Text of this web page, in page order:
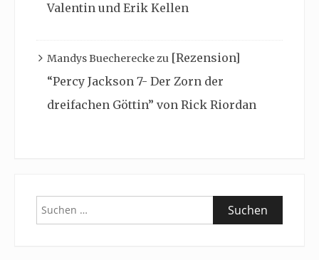
Valentin und Erik Kellen
Mandys Buechereckezu [Rezension]
“Percy Jackson 7- Der Zorn der
dreifachen Göttin” von Rick Riordan
Suchen
nach: